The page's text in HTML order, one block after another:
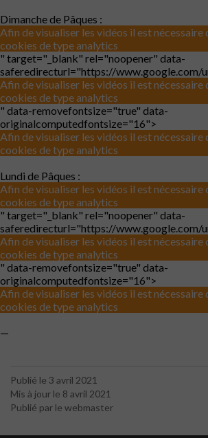
Dimanche de Pâques :
Afin de visualiser les vidéos il est nécessaire
cookies de type analytics
" target="_blank" rel="noopener" data-
saferedirecturl="https://www.google.com/
Afin de visualiser les vidéos il est nécessaire
cookies de type analytics
" data-removefontsize="true" data-
originalcomputedfontsize="16">
Afin de visualiser les vidéos il est nécessaire
cookies de type analytics
Lundi de Pâques :
Afin de visualiser les vidéos il est nécessaire
cookies de type analytics
" target="_blank" rel="noopener" data-
saferedirecturl="https://www.google.com/
Afin de visualiser les vidéos il est nécessaire
cookies de type analytics
" data-removefontsize="true" data-
originalcomputedfontsize="16">
Afin de visualiser les vidéos il est nécessaire
cookies de type analytics
—
Publié le 3 avril 2021
Mis à jour le 8 avril 2021
Publié par le webmaster